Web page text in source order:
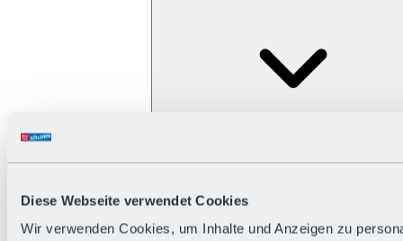
Diese Webseite verwendet Cookies
Wir verwenden Cookies, um Inhalte und Anzeigen zu
Alle Live-Infos
Wetter
Hüttenstatus
Livecams